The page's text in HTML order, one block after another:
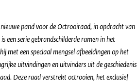
pand voor de Octrooiraad, in opdracht van
een serie gebrandschilderde ramen in het
een speciaal mengsel afbeeldingen op het
uitvindingen en uitvinders uit de geschiedenis
Deze raad verstrekt octrooien, het exclusief